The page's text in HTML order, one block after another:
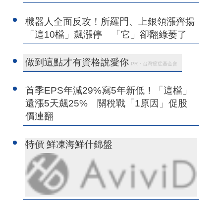
機器人全面反攻！所羅門、上銀領漲齊揚
「這10檔」飆漲停 「它」卻翻綠萎了
做到這點才有資格說愛你 PR・台灣癌症基金會
首季EPS年減29%寫5年新低！「這檔」
還漲5天飆25% 關稅戰「1原因」促股
價連翻
特價 鮮凍海鮮什錦盤